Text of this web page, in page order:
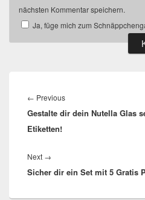
nächsten Kommentar speichern.
Ja, füge mich zum
← PreviousPrevious
post:
Gestalte dir dein Nutella Glas
Etiketten!
Next →
post:
Sicher dir ein Set mit 5 Gratis